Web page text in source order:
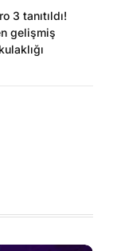
3 tanıtıldı!
gelişmiş